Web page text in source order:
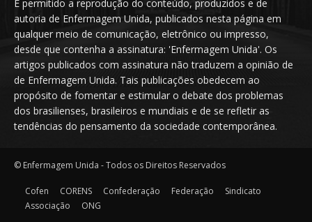
É permitido a reprodução do conteúdo, produzidos e de
autoria de Enfermagem Unida, publicados nesta página em
qualquer meio de comunicação, eletrônico ou impresso,
desde que contenha a assinatura: 'Enfermagem Unida'. Os
artigos publicados com assinatura não traduzem a opinião de
de Enfermagem Unida. Tais publicações obedecem ao
propósito de fomentar e estimular o debate dos problemas
dos brasilienses, brasileiros e mundiais e de se refletir as
tendências do pensamento da sociedade contemporânea.
© Enfermagem Unida - Todos os Direitos Reservados
Cofen CORENS Confederação Federação
Sindicato
Associação
ONG